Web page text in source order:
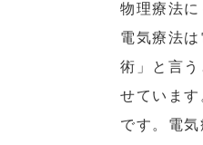
物理療法
電気療法
術 」
と言
せていま
です。電